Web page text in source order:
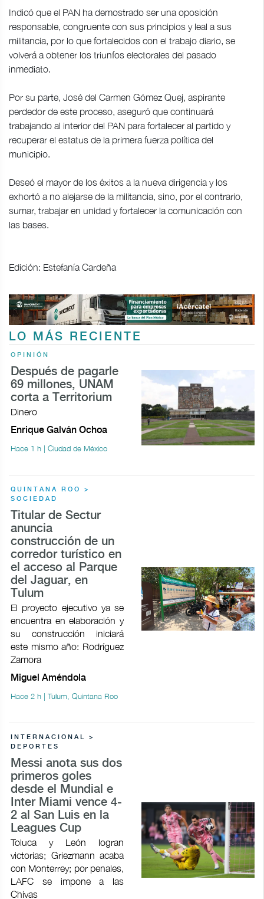
Indicó que el PAN ha demostrado ser una oposición
responsable, congruente con sus principios y leal a sus
militancia, por lo que fortalecidos con el trabajo diario, se
volverá a obtener los triunfos electorales del pasado
inmediato.
Por su parte, José del Carmen Gómez Quej, aspirante
perdedor de este proceso, aseguró que continuará
trabajando al interior del PAN para fortalecer al partido y
recuperar el estatus de la primera fuerza política del
municipio.
Deseó el mayor de los éxitos a la nueva dirigencia y los
exhortó a no alejarse de la militancia, sino, por el contrario,
sumar, trabajar en unidad y fortalecer la comunicación con
las bases.
Edición: Estefanía Cardeña
LO MÁS RECIENTE
OPINIÓN
Después de pagarle
69 millones, UNAM
corta a Territorium
Dinero
Enrique Galván Ochoa
Hace 1 h | Ciudad de México
QUINTANA ROO >
SOCIEDAD
Titular de Sectur
anuncia
construcción de un
corredor turístico en
el acceso al Parque
del Jaguar, en
Tulum
El proyecto ejecutivo ya se
encuentra en elaboración y
su construcción iniciará
este mismo año: Rodríguez
Zamora
Miguel Améndola
Hace 2 h | Tulum, Quintana Roo
INTERNACIONAL >
DEPORTES
Messi anota sus dos
primeros goles
desde el Mundial e
Inter Miami vence 4-
2 al San Luis en la
Leagues Cup
Toluca y León logran
victorias; Griezmann acaba
con Monterrey; por penales,
LAFC se impone a las
Chivas